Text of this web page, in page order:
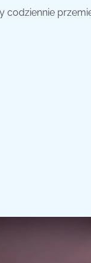
codziennie